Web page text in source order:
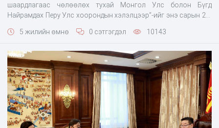
шаардлагаас чөлөөлөх тухай Монгол Улс болон Бүгд
Найрамдах Перу Улс хоорондын хэлэлцээр”-ийг энэ сарын 26-
Монгол Улсаас Бүгд Найрамдах Хятад Ард Улсад суугаа Онц
Улсаас Монгол Улсад хавсран суугаа Элчин сай
5 жилийн өмнө 0 сэтгэгдэл 10143